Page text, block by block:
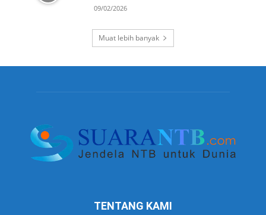
09/02/2026
Muat lebih banyak
TENTANG KAMI